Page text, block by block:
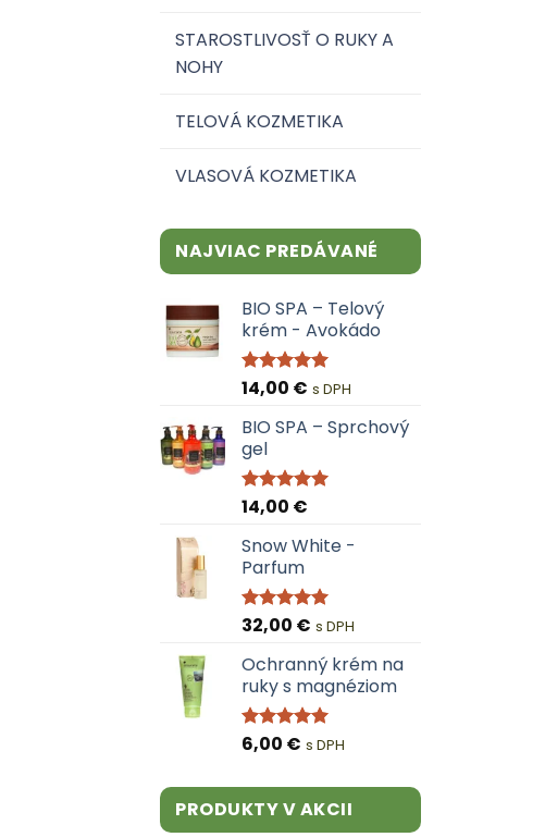
STAROSTLIVOSŤ O RUKY A
NOHY
TELOVÁ KOZMETIKA
VLASOVÁ KOZMETIKA
NAJVIAC PREDÁVANÉ
BIO SPA – Telový
krém - Avokádo
Hodnotenie
14,00 € s DPH
BIO SPA – Sprchový
gel
Hodnotenie
14,00 €
Snow White -
Parfum
Hodnotenie
32,00 € s DPH
Ochranný krém na
ruky s magnéziom
Hodnotenie
6,00 € s DPH
PRODUKTY V AKCII